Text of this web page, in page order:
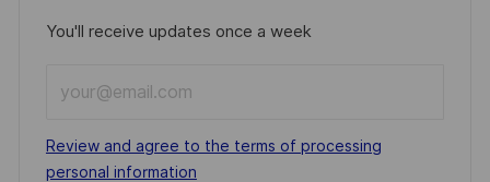
You'll receive updates once a week
Email
address
(Required)
Required
Review and agree to the terms of processing
personal information